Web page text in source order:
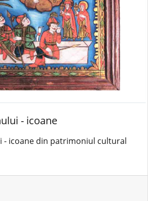
- icoane
- icoane din patrimoniul cultural